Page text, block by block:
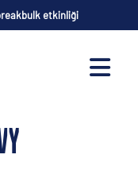
etkinliği